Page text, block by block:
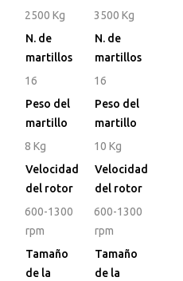
2500 Kg
N. de
martillos
16
Peso del
martillo
8 Kg
Velocidad
del rotor
600-1300
rpm
Tamaño
de la
3500 Kg
N. de
martillos
16
Peso del
martillo
10 Kg
Velocidad
del rotor
600-1300
rpm
Tamaño
de la